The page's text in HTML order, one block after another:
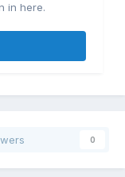
in here.
0